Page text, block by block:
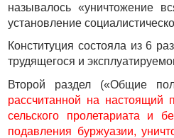
называлось «уничтожение
установление
Конституция состояла из 6
трудящегося и
Второй раздел («Общие
рассчитанной на настоящий
сельского пролетариата и
подавления буржуазии,